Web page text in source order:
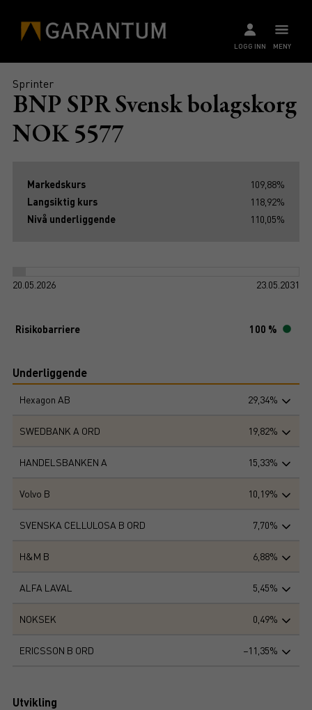
MENY
LOGG INN
Sprinter
BNP SPR Svensk bolagskorg
NOK 5577
Markedskurs
109,88%
Langsiktig kurs
118,92%
Nivå underliggende
110,05%
20.05.2026 23.05.2031
Risikobarriere 100 %
Underliggende
Hexagon AB 29,34%
SWEDBANK A ORD 19,82%
HANDELSBANKEN A 15,33%
Volvo B 10,19%
SVENSKA CELLULOSA B ORD 7,70%
H&M B 6,88%
ALFA LAVAL 5,45%
NOKSEK 0,49%
ERICSSON B ORD −11,35%
Utvikling